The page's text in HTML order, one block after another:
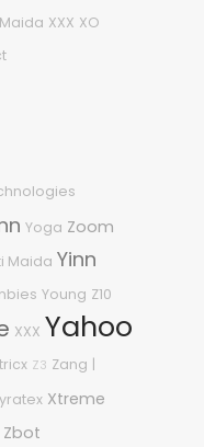
XXX XO
Yoga Zoom
Maida Yinn
Young Z10
XXX Yahoo
Z3 Zang |
Xtreme
Zbot